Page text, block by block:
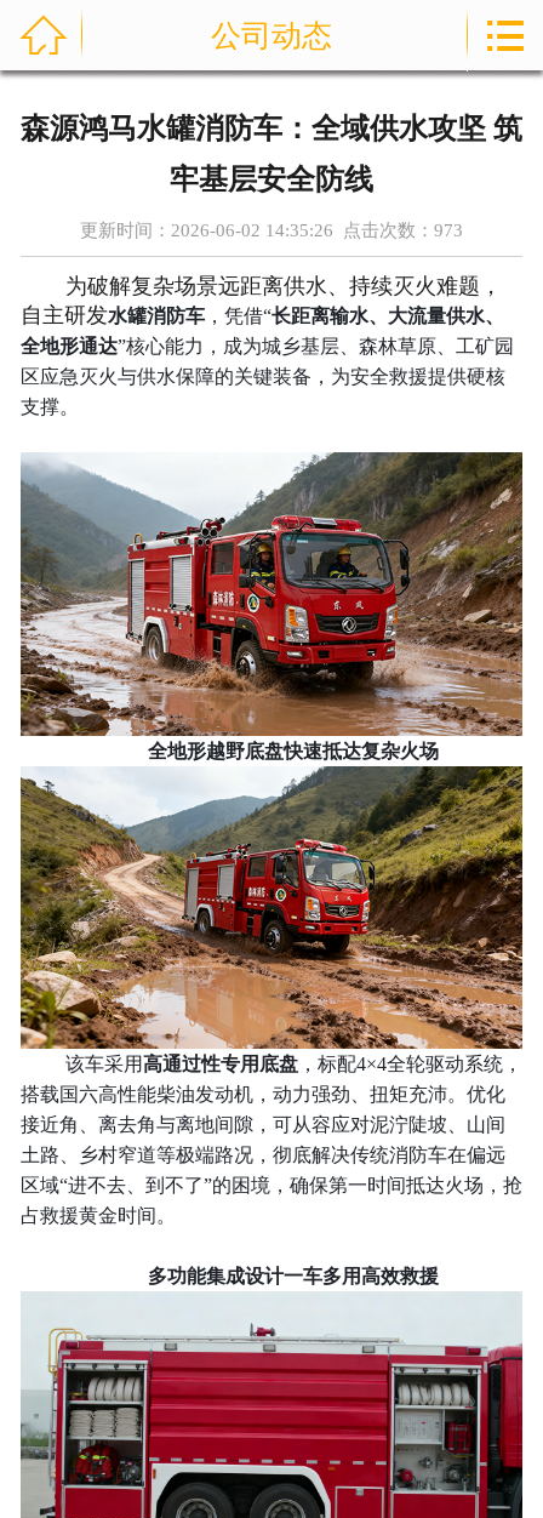
成功案例
资讯中心
售后服务
联系我们
公司实力
 公司动态 
森源鸿马水罐消防车：全域供水攻坚 筑
牢基层安全防线
更新时间：2026-06-02 14:35:26 点击次数： 973
为破解复杂场景远距离供水、持续灭火难题，
自主研发水罐消防车，凭借“长距离输水、大流量供水、
全地形通达”核心能力，成为城乡基层、森林草原、工矿园
区应急灭火与供水保障的关键装备，为安全救援提供硬核
支撑。
全地形越野底盘快速抵达复杂火场
该车采用高通过性专用底盘，标配4×4全轮驱动系统，
搭载国六高性能柴油发动机，动力强劲、扭矩充沛。优化
接近角、离去角与离地间隙，可从容应对泥泞陡坡、山间
土路、乡村窄道等极端路况，彻底解决传统消防车在偏远
区域“进不去、到不了”的困境，确保第一时间抵达火场，抢
占救援黄金时间。
多功能集成设计一车多用高效救援